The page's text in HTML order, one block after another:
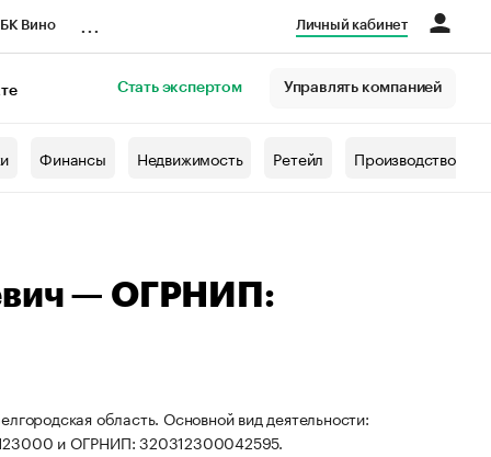
Вино Личный кабинет
Стать экспертом Управлять компанией
Финансы Недвижимость Ретейл Производство
— ОГРНИП:
область. Основной вид деятельности:
и ОГРНИП: 320312300042595.